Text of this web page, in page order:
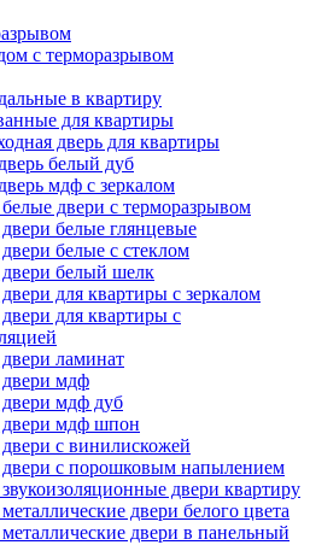
с терморазрывом
в квартиру
для квартиры
дверь для квартиры
белый дуб
мдф с зеркалом
двери с терморазрывом
белые глянцевые
белые с стеклом
белый шелк
для квартиры с зеркалом
для квартиры с
ламинат
мдф
мдф дуб
мдф шпон
с винилискожей
с порошковым напылением
двери квартиру
двери белого цвета
двери в панельный